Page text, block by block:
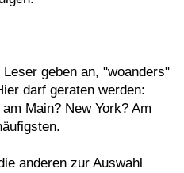
geben an, "woanders"
darf geraten werden:
Main? New York? Am
anderen zur Auswahl